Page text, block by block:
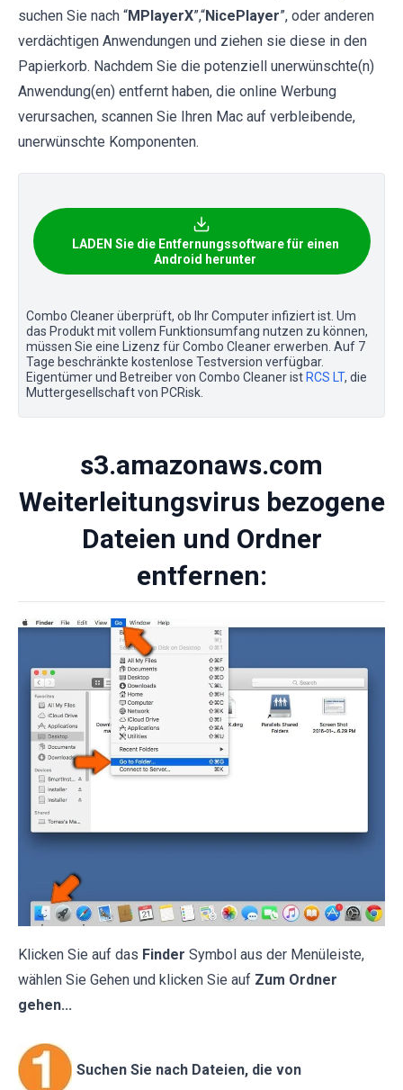
suchen Sie nach “MPlayerX”,“NicePlayer”, oder anderen
verdächtigen Anwendungen und ziehen sie diese in den
Papierkorb. Nachdem Sie die potenziell unerwünschte(n)
Anwendung(en) entfernt haben, die online Werbung
verursachen, scannen Sie Ihren Mac auf verbleibende,
unerwünschte Komponenten.
LADEN Sie die Entfernungssoftware für einen
Android herunter
Combo Cleaner überprüft, ob Ihr Computer infiziert ist. Um
das Produkt mit vollem Funktionsumfang nutzen zu können,
müssen Sie eine Lizenz für Combo Cleaner erwerben. Auf 7
Tage beschränkte kostenlose Testversion verfügbar.
Eigentümer und Betreiber von Combo Cleaner istRCS LT, die
Muttergesellschaft von PCRisk.
s3.amazonaws.com
Weiterleitungsvirus bezogene
Dateien und Ordner
entfernen:
Klicken Sie auf das Finder Symbol aus der Menüleiste,
wählen Sie Gehen und klicken Sie auf Zum Ordner
gehen...
Suchen Sie nach Dateien, die von